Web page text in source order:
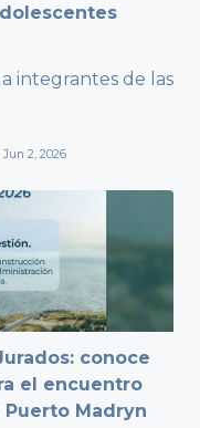
integrantes de las
Jun 2, 2026
conoce
el encuentro
Madryn